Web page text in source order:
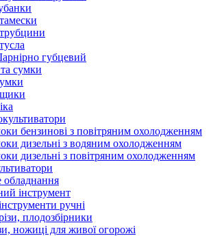
губцевий
сумки
бензинові з повітряним охолодженням
дизельні з водяним охолодженням
дизельні з повітряним охолодженням
обладнання
інструмент
ручні
плодозбірники
ножиці для живої огорожі